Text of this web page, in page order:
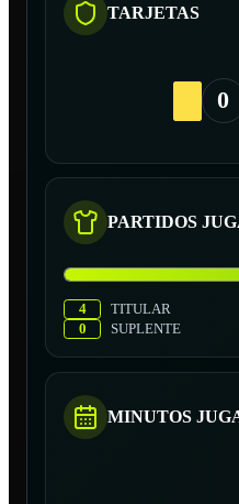
TARJETAS
0
PARTIDOS
4
TITULAR
0
SUPLENTE
MINUTOS